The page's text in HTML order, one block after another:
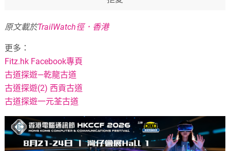
原文載於TrailWatch徑．香港
更多：
Fitz.hk Facebook專頁
古道探遊—乾龍古道
古道探遊(2) 西貢古道
古道探遊一元荃古道